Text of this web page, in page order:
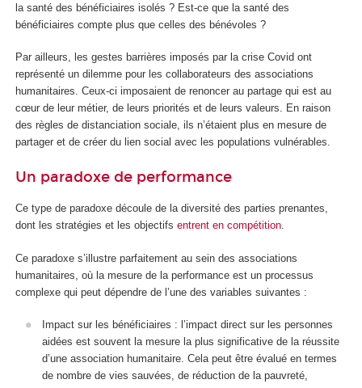
la santé des bénéficiaires isolés ? Est-ce que la santé des
bénéficiaires compte plus que celles des bénévoles ?
Par ailleurs, les gestes barrières imposés par la crise Covid ont
représenté un dilemme pour les collaborateurs des associations
humanitaires. Ceux-ci imposaient de renoncer au partage qui est au
cœur de leur métier, de leurs priorités et de leurs valeurs. En raison
des règles de distanciation sociale, ils n’étaient plus en mesure de
partager et de créer du lien social avec les populations vulnérables.
Un paradoxe de performance
Ce type de paradoxe découle de la diversité des parties prenantes,
dont les stratégies et les objectifs entrent en compétition.
Ce paradoxe s’illustre parfaitement au sein des associations
humanitaires, où la mesure de la performance est un processus
complexe qui peut dépendre de l’une des variables suivantes :
Impact sur les bénéficiaires : l’impact direct sur les personnes
aidées est souvent la mesure la plus significative de la réussite
d’une association humanitaire. Cela peut être évalué en termes
de nombre de vies sauvées, de réduction de la pauvreté,